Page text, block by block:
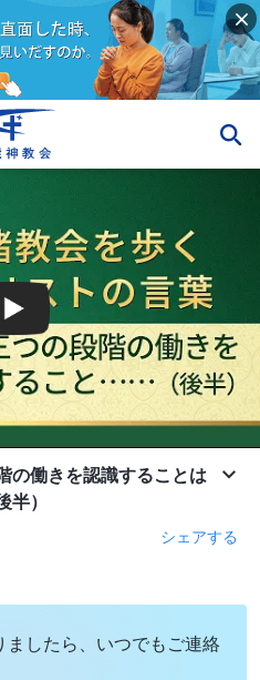
の働きを認識することは
）
シェアする
したら、いつでもご連絡